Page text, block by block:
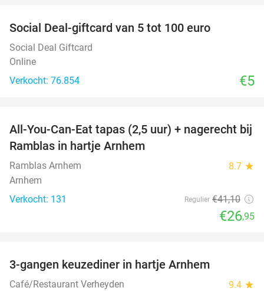
Social Deal-giftcard van 5 tot 100 euro
Social Deal Giftcard
Online
Verkocht: 76.854
€5
34%
All-You-Can-Eat tapas (2,5 uur) + nagerecht bij
Ramblas in hartje Arnhem
Ramblas Arnhem 8.7 star
Arnhem
Verkocht: 131
Regulier €41,10
€26,95
3-gangen keuzediner in hartje Arnhem
Café/Restaurant Verheyden 9.4 star